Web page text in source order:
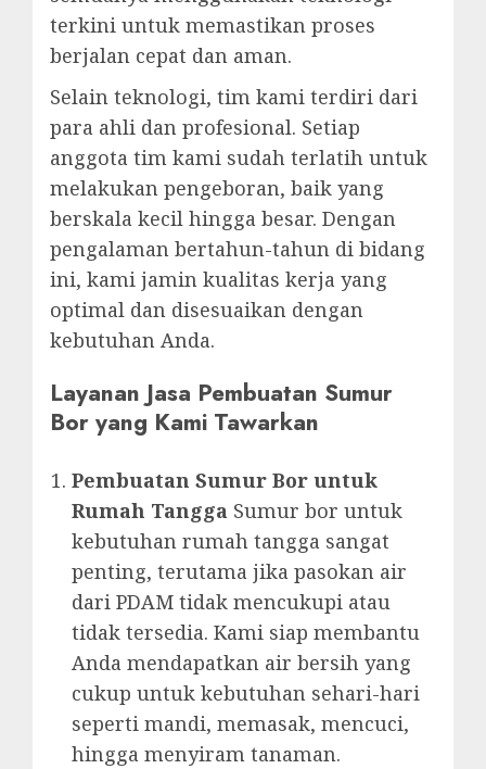
terkini untuk memastikan proses
berjalan cepat dan aman.
Selain teknologi, tim kami terdiri dari
para ahli dan profesional. Setiap
anggota tim kami sudah terlatih untuk
melakukan pengeboran, baik yang
berskala kecil hingga besar. Dengan
pengalaman bertahun-tahun di bidang
ini, kami jamin kualitas kerja yang
optimal dan disesuaikan dengan
kebutuhan Anda.
Layanan Jasa Pembuatan Sumur
Bor yang Kami Tawarkan
Pembuatan Sumur Bor untuk
Rumah Tangga Sumur bor untuk
kebutuhan rumah tangga sangat
penting, terutama jika pasokan air
dari PDAM tidak mencukupi atau
tidak tersedia. Kami siap membantu
Anda mendapatkan air bersih yang
cukup untuk kebutuhan sehari-hari
seperti mandi, memasak, mencuci,
hingga menyiram tanaman.